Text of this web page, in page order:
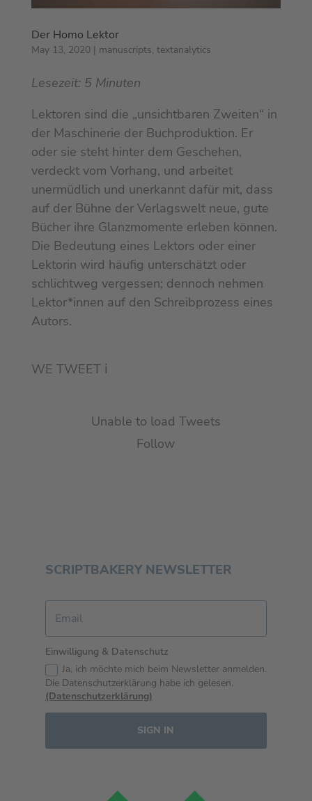
Der Homo Lektor
May 13, 2020| manuscripts, textanalytics
Lesezeit: 5 Minuten
Lektoren sind die „unsichtbaren Zweiten“ in
der Maschinerie der Buchproduktion. Er
oder sie steht hinter dem Geschehen,
verdeckt vom Vorhang, und arbeitet
unermüdlich und unerkannt dafür mit, dass
auf der Bühne der Verlagswelt neue, gute
Bücher ihre Glanzmomente erleben können.
Die Bedeutung eines Lektors oder einer
Lektorin wird häufig unterschätzt oder
schlichtweg vergessen; dennoch nehmen
Lektor*innen auf den Schreibprozess eines
Autors.
WE TWEET ℹ︎
Unable to load Tweets
Follow
SCRIPTBAKERY NEWSLETTER
Einwilligung & Datenschutz
Ja, ich möchte mich beim Newsletter anmelden.
Die Datenschutzerklärung habe ich gelesen.
(Datenschutzerklärung)
SIGN IN